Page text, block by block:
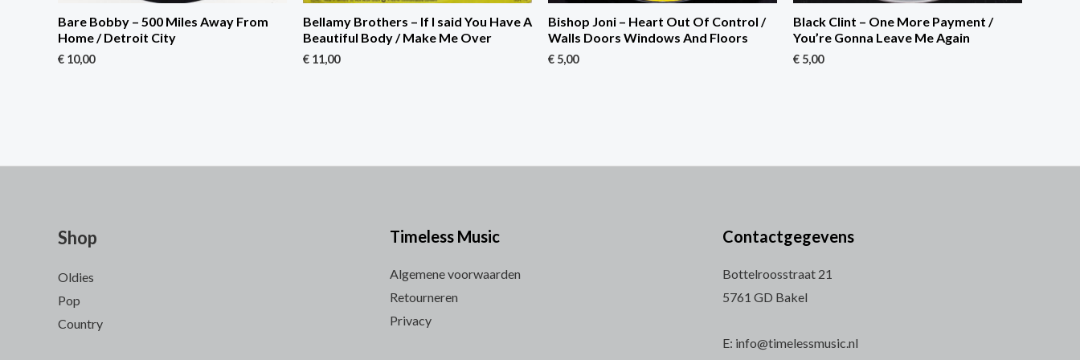
Bare Bobby – 500 Miles Away From
Home / Detroit City
€ 10,00
Bellamy Brothers – If I said You Have A
Beautiful Body / Make Me Over
€ 11,00
Bishop Joni – Heart Out Of Control /
Walls Doors Windows And Floors
€ 5,00
Black Clint – One More Payment /
You’re Gonna Leave Me Again
€ 5,00
Shop
Oldies
Pop
Country
Timeless Music
Algemene voorwaarden
Retourneren
Privacy
Contactgegevens
Bottelroosstraat 21
5761 GD Bakel
E: info@timelessmusic.nl